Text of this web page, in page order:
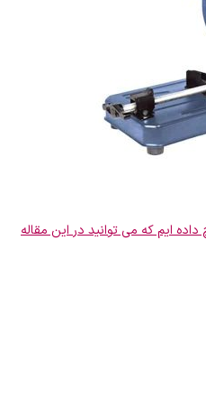
ایم که می توانید در این مقاله